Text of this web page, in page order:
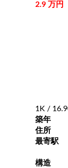
2.9 万円
1K /
築年
住所
最寄駅
構造